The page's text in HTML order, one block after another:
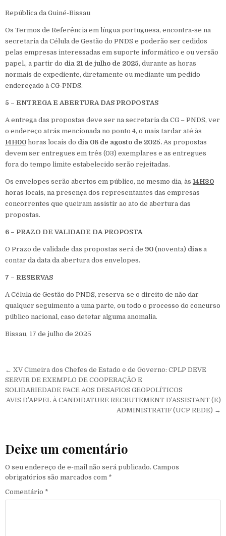
República da Guiné-Bissau
Os Termos de Referência em língua portuguesa, encontra-se na
secretaria da Célula de Gestão do PNDS e poderão ser cedidos
pelas empresas interessadas em suporte informático e ou versão
papel., a partir do dia 21 de julho de 2025, durante as horas
normais de expediente, diretamente ou mediante um pedido
endereçado à CG-PNDS.
5 – ENTREGA E ABERTURA DAS PROPOSTAS
A entrega das propostas deve ser na secretaria da CG – PNDS, ver
o endereço atrás mencionada no ponto 4, o mais tardar até às
14H00 horas locais do dia 08 de agosto de 2025. As propostas
devem ser entregues em três (03) exemplares e as entregues
fora do tempo limite estabelecido serão rejeitadas.
Os envelopes serão abertos em público, no mesmo dia, às 14H30
horas locais, na presença dos representantes das empresas
concorrentes que queiram assistir ao ato de abertura das
propostas.
6 – PRAZO DE VALIDADE DA PROPOSTA
O Prazo de validade das propostas será de 90 (noventa) dias a
contar da data da abertura dos envelopes.
7 – RESERVAS
A Célula de Gestão do PNDS, reserva-se o direito de não dar
qualquer seguimento a uma parte, ou todo o processo do concurso
público nacional, caso detetar alguma anomalia.
Bissau, 17 de julho de 2025
Navegação de Post
← XV Cimeira dos Chefes de Estado e de Governo: CPLP DEVE
SERVIR DE EXEMPLO DE COOPERAÇÃO E
SOLIDARIEDADE FACE AOS DESAFIOS GEOPOLÍTICOS
AVIS D’APPEL À CANDIDATURE RECRUTEMENT D’ASSISTANT (E)
ADMINISTRATIF (UCP REDE) →
Deixe um comentário
O seu endereço de e-mail não será publicado. Campos
obrigatórios são marcados com *
Comentário *